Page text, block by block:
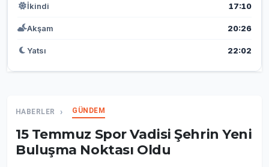
İkindi 17:10
Akşam 20:26
Yatsı 22:02
HABERLER GÜNDEM
15 Temmuz Spor Vadisi Şehrin Yeni
Buluşma Noktası Oldu